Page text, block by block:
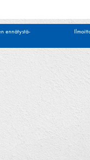
ennätystä-